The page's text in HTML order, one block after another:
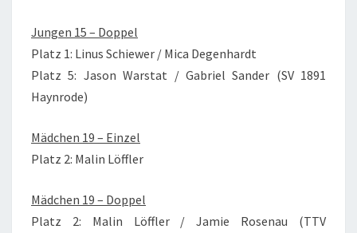
Jungen 15 – Doppel
Platz 1: Linus Schiewer / Mica Degenhardt
Platz 5: Jason Warstat / Gabriel Sander (SV 1891
Haynrode)
Mädchen 19 – Einzel
Platz 2: Malin Löffler
Mädchen 19 – Doppel
Platz 2: Malin Löffler / Jamie Rosenau (TTV